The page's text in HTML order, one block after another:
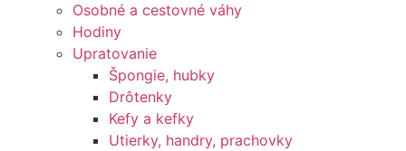
Osobné a cestovné váhy
Hodiny
Upratovanie
Špongie, hubky
Drôtenky
Kefy a kefky
Utierky, handry, prachovky